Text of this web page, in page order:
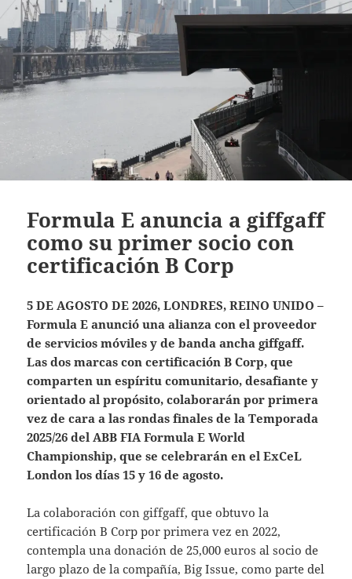
​Formula E anuncia a giffgaff
como su primer socio con
certificación B Corp​
5 DE AGOSTO DE 2026, LONDRES, REINO UNIDO –
Formula E anunció una alianza con el proveedor
de servicios móviles y de banda ancha giffgaff.
Las dos marcas con certificación B Corp, que
comparten un espíritu comunitario, desafiante y
orientado al propósito, colaborarán por primera
vez de cara a las rondas finales de la Temporada
2025/26 del ABB FIA Formula E World
Championship, que se celebrarán en el ExCeL
London los días 15 y 16 de agosto.
La colaboración con giffgaff, que obtuvo la
certificación B Corp por primera vez en 2022,
contempla una donación de 25,000 euros al socio de
largo plazo de la compañía, Big Issue, como parte del